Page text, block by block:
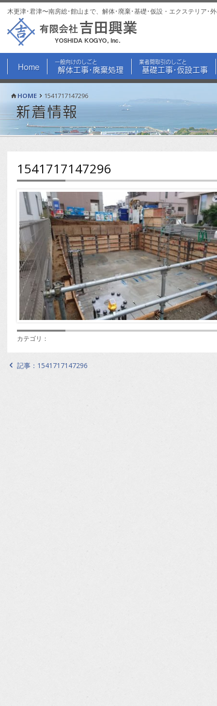
木更津･君津〜南房総･館山まで、解体･廃棄･基礎･仮設・エクステリア･
Home
一般向けのしごと
解体工事･廃棄処理
業者間取引のしごと
基礎工事･仮設工事
HOME 1541717147296
新着情報
1541717147296
カテゴリ：
記事： 1541717147296